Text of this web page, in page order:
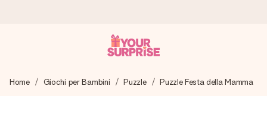
Prepariamo il tuo regalo con attenzione e lo spediamo in un
Home Giochi per Bambini Puzzle Puzzle Festa della Mamma